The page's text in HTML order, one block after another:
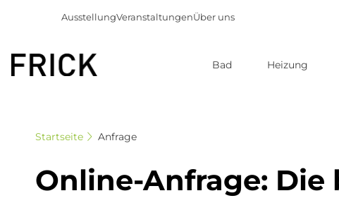
AusstellungVeranstaltungenÜber uns
Bad Heizung
Startseite Anfrage
On­line-An­fra­ge: